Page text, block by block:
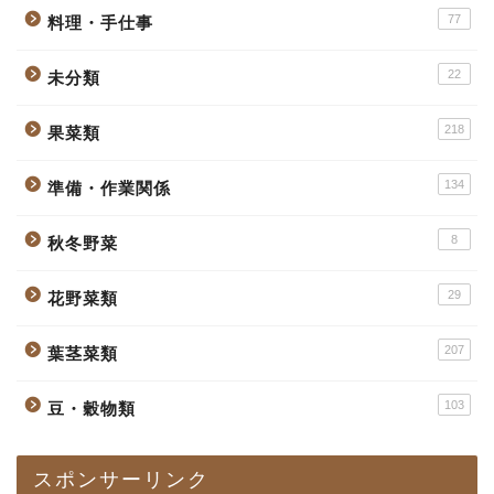
料理・手仕事 77
未分類 22
果菜類 218
準備・作業関係 134
秋冬野菜 8
花野菜類 29
葉茎菜類 207
豆・穀物類 103
スポンサーリンク